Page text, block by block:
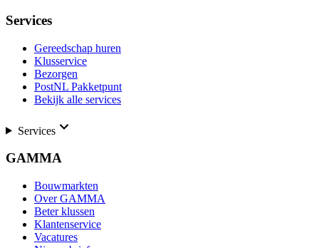
Services
Gereedschap huren
Klusservice
Bezorgen
PostNL Pakketpunt
Bekijk alle services
Services
GAMMA
Bouwmarkten
Over GAMMA
Beter klussen
Klantenservice
Vacatures